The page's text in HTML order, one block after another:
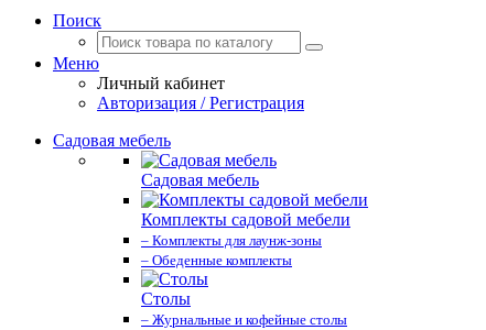
Поиск
Меню
Личный кабинет
Авторизация / Регистрация
Садовая мебель
Садовая мебель
Комплекты садовой мебели
– Комплекты для лаунж-зоны
– Обеденные комплекты
Столы
– Журнальные и кофейные столы